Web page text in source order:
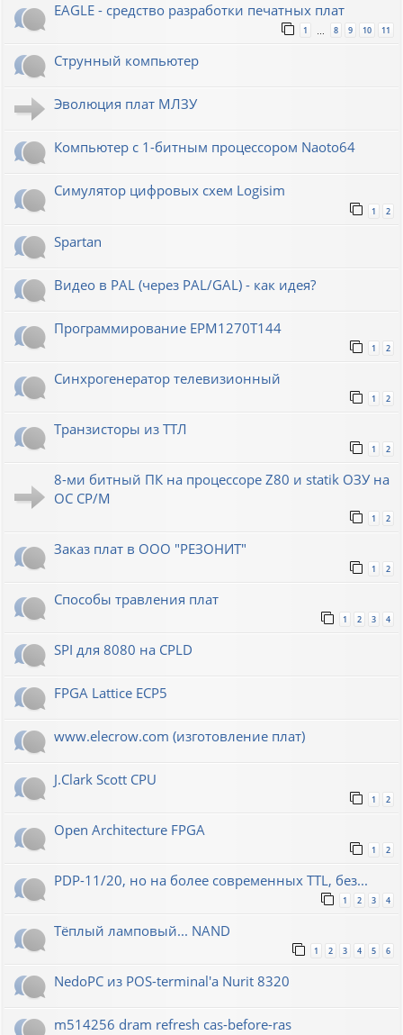
EAGLE - средство разработки печатных плат
1 … 8 9 10 11
Струнный компьютер
Эволюция плат МЛЗУ
Компьютер с 1-битным процессором Naoto64
Симулятор цифровых схем Logisim
1 2
Spartan
Видео в PAL (через PAL/GAL) - как идея?
Программирование EPM1270T144
1 2
Синхрогенератор телевизионный
1 2
Транзисторы из ТТЛ
1 2
8-ми битный ПК на процессоре Z80 и statik ОЗУ на
ОС СР/М
1 2
Заказ плат в ООО "РЕЗОНИТ"
1 2
Способы травления плат
1 2 3 4
SPI для 8080 на CPLD
FPGA Lattice ECP5
www.elecrow.com (изготовление плат)
J.Clark Scott CPU
1 2
Open Architecture FPGA
1 2
PDP-11/20, но на более современных TTL, без...
1 2 3 4
Тёплый ламповый... NAND
1 2 3 4 5 6
NedoPC из POS-terminal'а Nurit 8320
m514256 dram refresh cas-before-ras